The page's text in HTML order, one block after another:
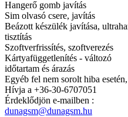
Hangerő gomb javítás
Sim olvasó csere, javítás
Beázott készülék javítása,
tisztítás
Szoftverfrissítés, szoftverezés
Kártyafüggetlenítés - változó
időtartam és árazás
Egyéb fel nem sorolt hiba esetén,
Hívja a +36-30-6707051
Érdeklődjön e-mailben :
dunagsm@dunagsm.hu